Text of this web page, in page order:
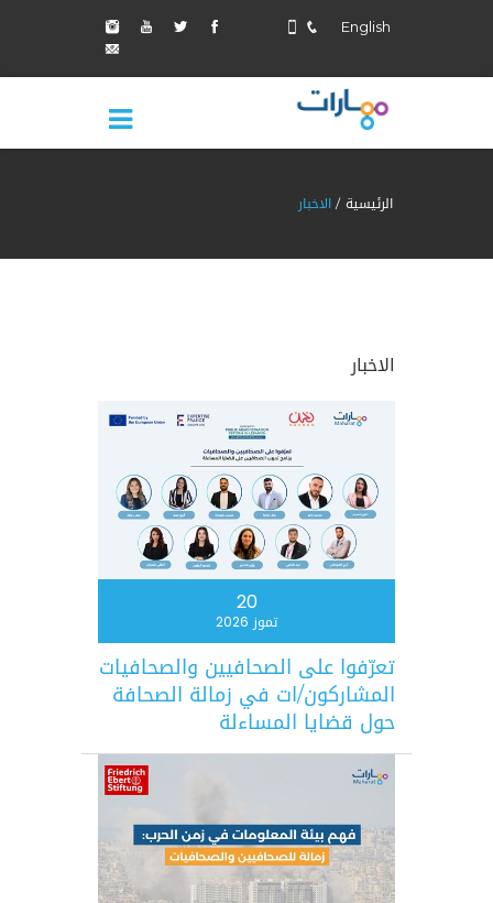
English
الرئيسية الاخبار
الاخبار
20
تموز 2026
تعرّفوا على الصحافيين والصحافيات
المشاركون/ات في زمالة الصحافة
حول قضايا المساءلة